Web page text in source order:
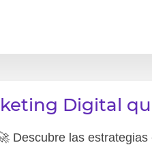
Digital
Descubre las